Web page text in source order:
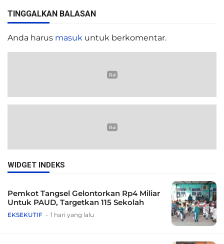
TINGGALKAN BALASAN
Anda harus masuk untuk berkomentar.
WIDGET INDEKS
Pemkot Tangsel Gelontorkan Rp4 Miliar
Untuk PAUD, Targetkan 115 Sekolah
EKSEKUTIF 1 hari yang lalu